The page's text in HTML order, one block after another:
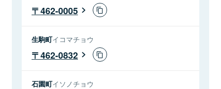
462-0005
生駒町イコマチョウ
462-0832
石園町イソノチョウ